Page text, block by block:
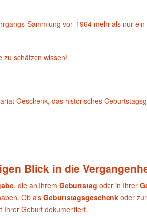
Sammlung von 1964 mehr als nur
zu schätzen wissen!
Geschenk, das historisches
Blick in die
, die an Ihrem Geburtstag oder in Ihrer
Ob als Geburtstagsgeschenk oder zur
Ihrer Geburt dokumentiert.